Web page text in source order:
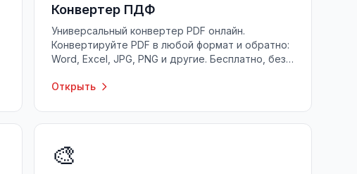
Конвертер ПДФ
Универсальный конвертер PDF онлайн.
Конвертируйте PDF в любой формат и обратно:
Word, Excel, JPG, PNG и другие. Бесплатно, без
Открыть
🎨